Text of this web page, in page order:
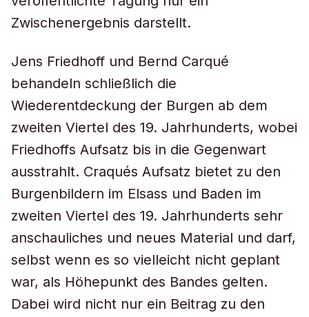
Zwischenergebnis darstellt.
Jens Friedhoff und Bernd Carqué
behandeln schließlich die
Wiederentdeckung der Burgen ab dem
zweiten Viertel des 19. Jahrhunderts, wobei
Friedhoffs Aufsatz bis in die Gegenwart
ausstrahlt. Craqués Aufsatz bietet zu den
Burgenbildern im Elsass und Baden im
zweiten Viertel des 19. Jahrhunderts sehr
anschauliches und neues Material und darf,
selbst wenn es so vielleicht nicht geplant
war, als Höhepunkt des Bandes gelten.
Dabei wird nicht nur ein Beitrag zu den